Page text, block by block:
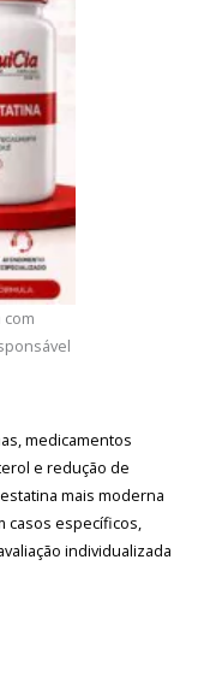
com
medicamentos
e redução de
mais moderna
casos específicos,
individualizada